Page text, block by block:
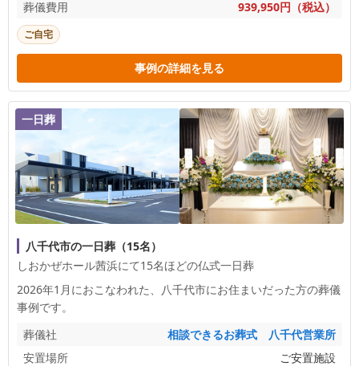
葬儀費用
939,950円（税込）
ご自宅
事例の詳細を見る
一日葬
八千代市の一日葬（15名）
しおかぜホール茜浜にて15名ほどの仏式一日葬
2026年1月におこなわれた、
八千代市にお住まいだった方の葬儀
事例です。
葬儀社
相談できるお葬式 八千代営業所
安置場所
ご安置施設